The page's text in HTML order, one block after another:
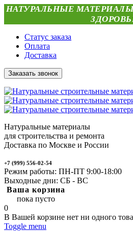
НАТУРАЛЬНЫЕ
Статус заказа
Оплата
Доставка
Заказать звонок
Натуральные материалы
для строительства и ремонта
Доставка по Москве и России
+7 (999) 556-02-54
Режим работы: ПН-ПТ 9:00-18:00
Выходные дни: СБ - ВС
Ваша корзина
пока пусто
0
В Вашей корзине нет ни одного
Toggle menu